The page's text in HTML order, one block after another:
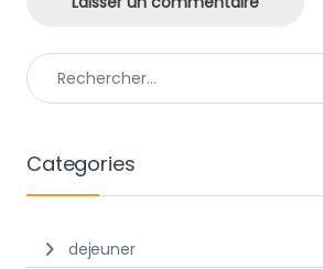
Rechercher :
Categories
dejeuner